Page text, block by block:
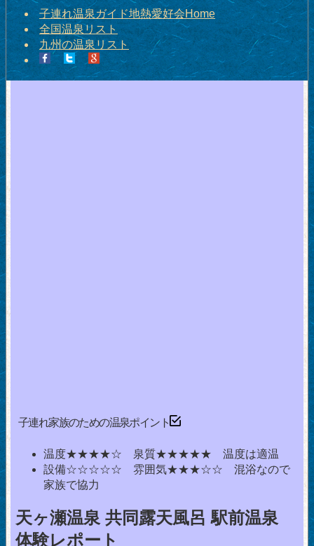
子連れ温泉ガイド地熱愛好会Home
全国温泉リスト
九州の温泉リスト
子連れ家族のための温泉ポイント
温度★★★★☆ 泉質★★★★★ 温度は適温
設備☆☆☆☆☆ 雰囲気★★★☆☆ 混浴なので
家族で協力
天ヶ瀬温泉 共同露天風呂 駅前温泉
体験レポート